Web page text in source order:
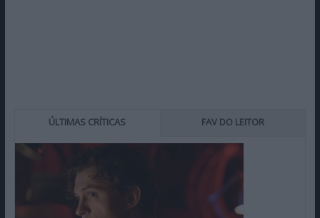
ÚLTIMAS CRÍTICAS FAV DO LEITOR